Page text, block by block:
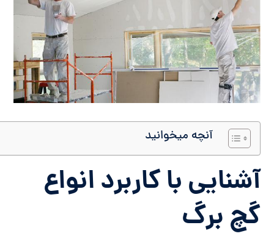
آنچه میخوانید
آشنایی با کاربرد انواع
گچ برگ